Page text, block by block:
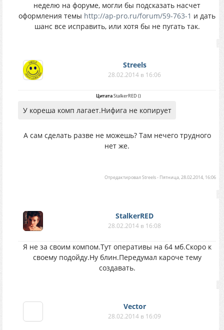
неделю на форуме, могли бы подсказать насчет
оформления темы http://ap-pro.ru/forum/59-763-1 и дать
шанс все исправить, или хотя бы не пугать так.
Streels
28.02.2014 в 16:06
ЦитатаStalkerRED ()
У кореша комп лагает.Нифига не копирует
А сам сделать разве не можешь? Там нечего трудного
нет же.
ОтредактировалStreels- Пятница, 28.02.2014, 16:06
StalkerRED
28.02.2014 в 16:08
Я не за своим компом.Тут оперативы на 64 мб.Скоро к
своему подойду.Ну блин.Передумал кароче тему
создавать.
Vector
28.02.2014 в 16:09